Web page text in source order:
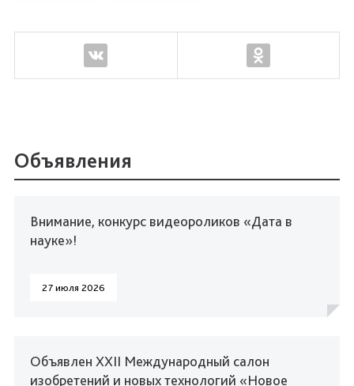
Объявления
Внимание, конкурс видеороликов «Дата в
науке»!
27 июля 2026
Объявлен XXII Международный салон
изобретений и новых технологий «Новое